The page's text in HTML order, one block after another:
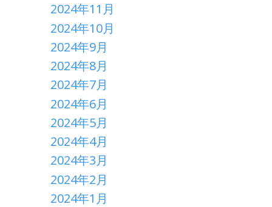
2024年11月
2024年10月
2024年9月
2024年8月
2024年7月
2024年6月
2024年5月
2024年4月
2024年3月
2024年2月
2024年1月